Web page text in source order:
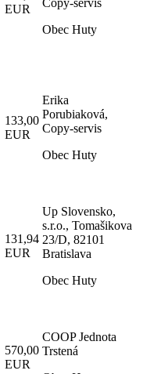
EUR
Obec Huty
133,00
EUR
Erika
Porubiaková,
Copy-servis
Obec Huty
131,94
EUR
Up Slovensko,
s.r.o., Tomašikova
23/D, 82101
Bratislava
Obec Huty
570,00
EUR
COOP Jednota
Trstená